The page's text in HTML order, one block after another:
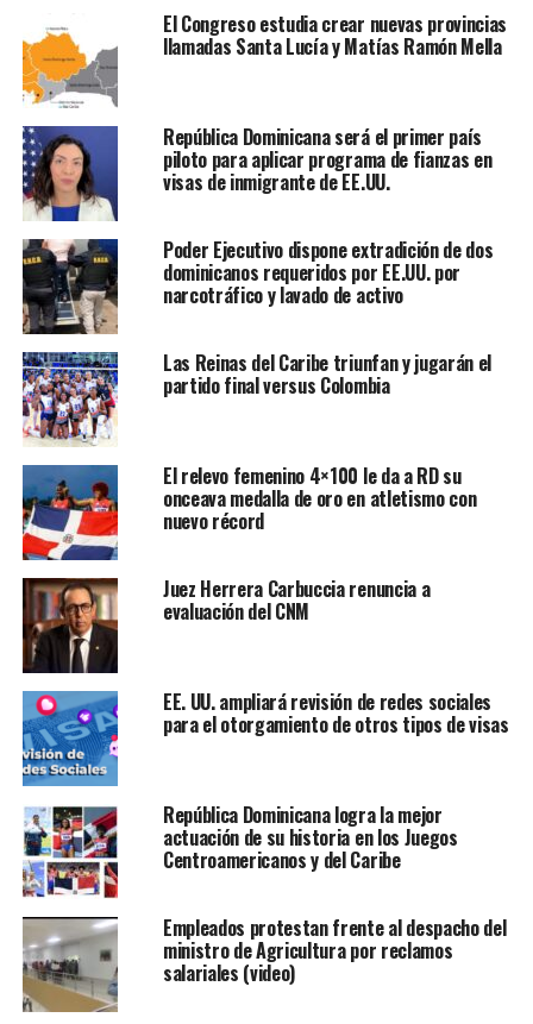
El Congreso estudia crear nuevas provincias
llamadas Santa Lucía y Matías Ramón Mella
República Dominicana será el primer país
piloto para aplicar programa de fianzas en
visas de inmigrante de EE.UU.
Poder Ejecutivo dispone extradición de dos
dominicanos requeridos por EE.UU. por
narcotráfico y lavado de activo
Las Reinas del Caribe triunfan y jugarán el
partido final versus Colombia
El relevo femenino 4×100 le da a RD su
onceava medalla de oro en atletismo con
nuevo récord
Juez Herrera Carbuccia renuncia a
evaluación del CNM
EE. UU. ampliará revisión de redes sociales
para el otorgamiento de otros tipos de visas
República Dominicana logra la mejor
actuación de su historia en los Juegos
Centroamericanos y del Caribe
Empleados protestan frente al despacho del
ministro de Agricultura por reclamos
salariales (video)